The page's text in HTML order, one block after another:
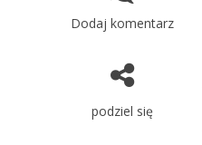
Dodaj komentarz
podziel się